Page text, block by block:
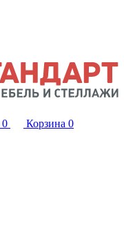
0 Корзина 0